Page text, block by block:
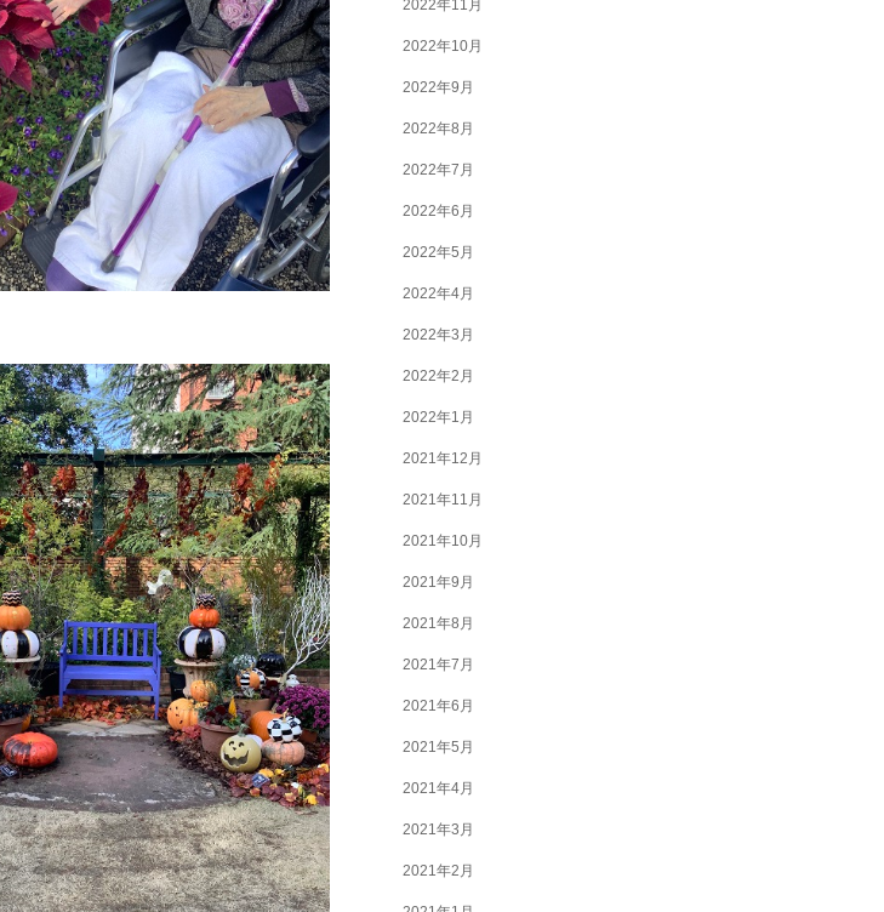
2022年11月
2022年10月
2022年9月
2022年8月
2022年7月
2022年6月
2022年5月
2022年4月
2022年3月
2022年2月
2022年1月
2021年12月
2021年11月
2021年10月
2021年9月
2021年8月
2021年7月
2021年6月
2021年5月
2021年4月
2021年3月
2021年2月